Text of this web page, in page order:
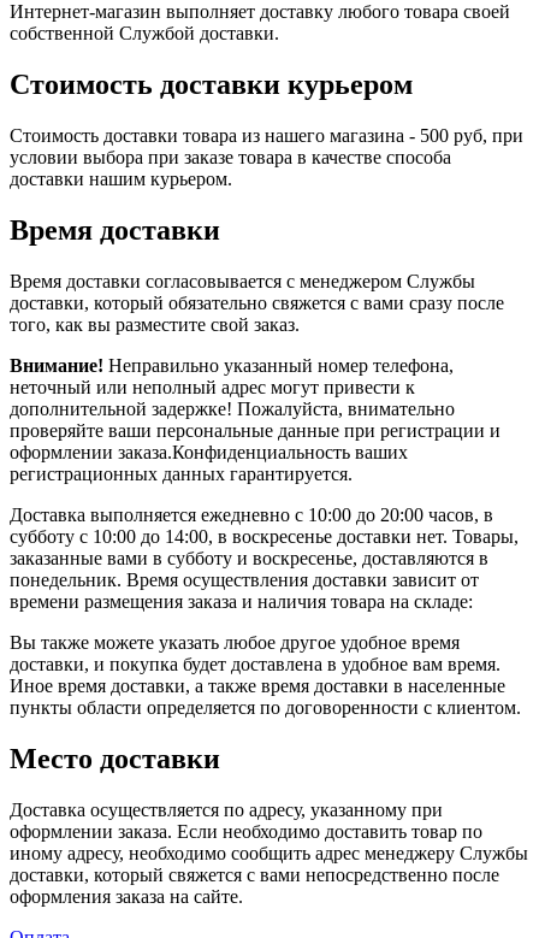
Интернет-магазин выполняет доставку любого товара своей
собственной Службой доставки.
Стоимость доставки курьером
Стоимость доставки товара из нашего магазина - 500 руб, при
условии выбора при заказе товара в качестве способа
доставки нашим курьером.
Время доставки
Время доставки согласовывается с менеджером Службы
доставки, который обязательно свяжется с вами сразу после
того, как вы разместите свой заказ.
Внимание! Неправильно указанный номер телефона,
неточный или неполный адрес могут привести к
дополнительной задержке! Пожалуйста, внимательно
проверяйте ваши персональные данные при регистрации и
оформлении заказа.Конфиденциальность ваших
регистрационных данных гарантируется.
Доставка выполняется ежедневно с 10:00 до 20:00 часов, в
субботу с 10:00 до 14:00, в воскресенье доставки нет. Товары,
заказанные вами в субботу и воскресенье, доставляются в
понедельник. Время осуществления доставки зависит от
времени размещения заказа и наличия товара на складе:
Вы также можете указать любое другое удобное время
доставки, и покупка будет доставлена в удобное вам время.
Иное время доставки, а также время доставки в населенные
пункты области определяется по договоренности с клиентом.
Место доставки
Доставка осуществляется по адресу, указанному при
оформлении заказа. Если необходимо доставить товар по
иному адресу, необходимо сообщить адрес менеджеру Службы
доставки, который свяжется с вами непосредственно после
оформления заказа на сайте.